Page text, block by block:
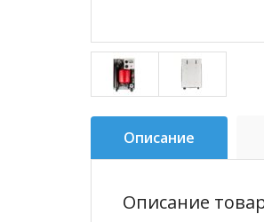
Описание
Описание